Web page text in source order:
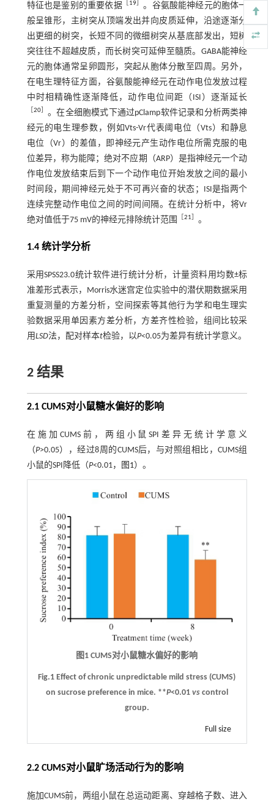
特征也是鉴别的重要依据［ 19］ 。谷氨酸能神经元的胞体一
般呈锥形，主树突从顶端发出并向皮质延伸，沿途逐渐分
出更细的树突，长短不同的微细树突从基底部发出，短树
突往往不超越皮质，而长树突可延伸至髓质。GABA能神经
元的胞体通常呈卵圆形，突起从胞体分散至四周。另外，
在电生理特征方面，谷氨酸能神经元在动作电位发放过程
中时相精确性逐渐降低，动作电位间距（ISI）逐渐延长
20］ 。在全细胞模式下通过pClamp软件记录和分析两类神
经元的电生理参数，例如Vts-Vr代表阈电位（Vts）和静息
电位（Vr）的差值，即神经元产生动作电位所需克服的电
位差异，称为能障；绝对不应期（ARP）是指神经元一个动
作电位发放结束后到下一个动作电位开始发放之间的最小
时间段，期间神经元处于不可再兴奋的状态；ISI是指两个
连续完整动作电位之间的时间间隔。在统计分析中，将Vr
绝对值低于75 mV的神经元排除统计范围
21 。
1.4 统计学分析
采用SPSS23.0统计软件进行统计分析，计量资料用均数±标
准差形式表示，Morris水迷宫定位实验中的潜伏期数据采用
重复测量的方差分析，空间探索等其他行为学和电生理实
验数据采用单因素方差分析，方差齐性检验，组间比较采
用LSD法，配对样本t检验，以P<0.05为差异有统计学意义。
2 结果
2.1 CUMS对小鼠糖水偏好的影响
在施加CUMS前，两组小鼠SPI差异无统计学意义
（P>0.05），经过8周的CUMS后，与对照组相比，CUMS组
小鼠的SPI降低（P<0.01， 图1）。
图1 CUMS对小鼠糖水偏好的影响
Fig.1 Effect of chronic unpredictable mild stress (CUMS)
on sucrose preference in mice. **P<0.01 vscontrol
group.
Full size
2.2 CUMS对小鼠旷场活动行为的影响
施加CUMS前，两组小鼠在总运动距离、穿越格子数、进入